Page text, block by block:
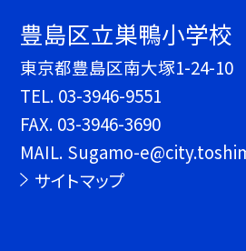
豊島区立巣鴨小学校
東京都豊島区南大塚1-24-10
TEL. 03-3946-9551
FAX. 03-3946-3690
MAIL. Sugamo-
サイトマップ